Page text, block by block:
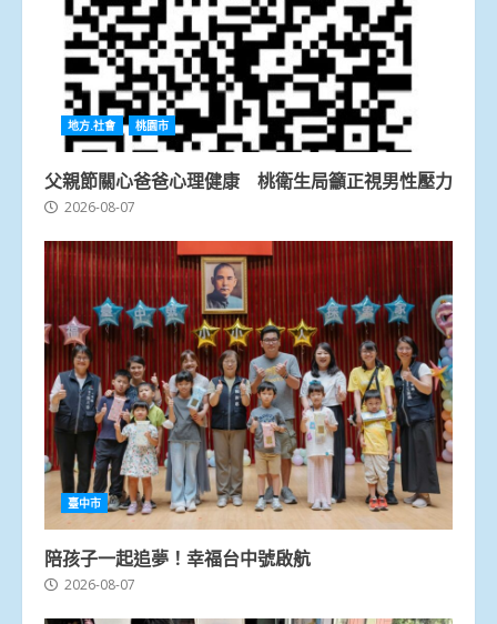
地方.社會 桃園市
父親節關心爸爸心理健康 桃衛生局籲正視男性壓力
2026-08-07
臺中市
陪孩子一起追夢！幸福台中號啟航
2026-08-07